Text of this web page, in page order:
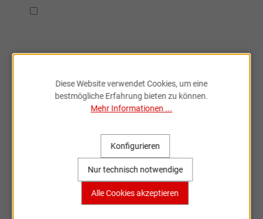
online entdecken
Große Auswahl, bekannte Marken,
schnelle Lieferung – Sportartikel Online
ist dein Partner rund ums Rad.
Diese Website verwendet Cookies, um eine
bestmögliche Erfahrung bieten zu können.
Mehr Informationen ...
Nur technisch notwendige
Konfigurieren
Alle Cookies akzeptieren